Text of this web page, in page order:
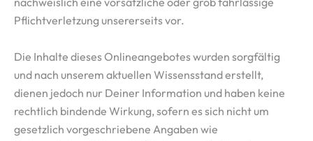
Pflichtverletzung unsererseits vor.
Die Inhalte dieses Onlineangebotes wurden sorgfältig
und nach unserem aktuellen Wissensstand erstellt,
dienen jedoch nur Deiner Information und haben keine
rechtlich bindende Wirkung, sofern es sich nicht um
gesetzlich vorgeschriebene Angaben wie